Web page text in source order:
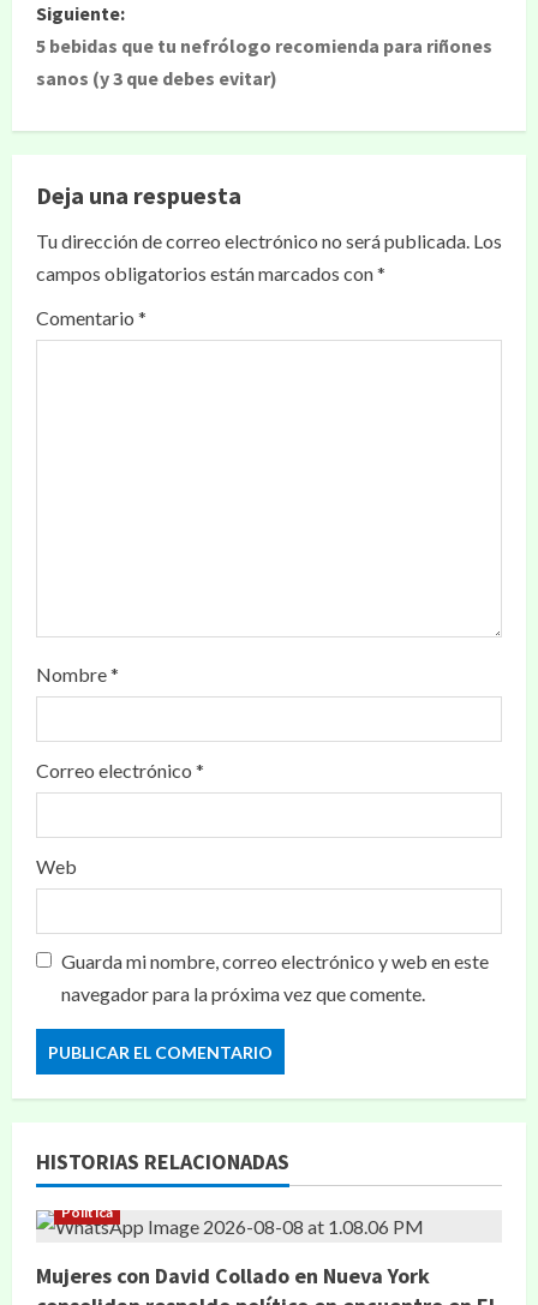
Siguiente:
5 bebidas que tu nefrólogo recomienda para riñones
sanos (y 3 que debes evitar)
Deja una respuesta
Tu dirección de correo electrónico no será publicada. Los
campos obligatorios están marcados con*
Comentario *
Nombre*
Correo electrónico *
Web
Guarda mi nombre, correo electrónico y web en este
navegador para la próxima vez que comente.
HISTORIAS RELACIONADAS
Política
Mujeres con David Collado en Nueva York